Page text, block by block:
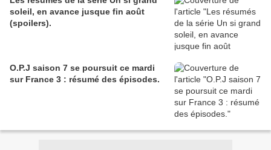
soleil, en avance jusque fin août
(spoilers).
O.P.J saison 7 se poursuit ce mardi
sur France 3 : résumé des épisodes.